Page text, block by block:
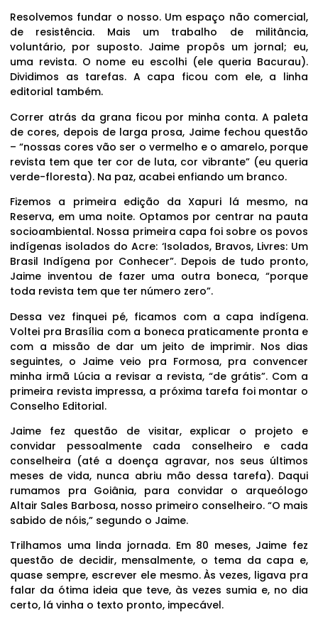
Resolvemos fundar o nosso. Um espaço não comercial,
de resistência. Mais um trabalho de militância,
voluntário, por suposto. Jaime propôs um jornal; eu,
uma revista. O nome eu escolhi (ele queria Bacurau).
Dividimos as tarefas. A capa ficou com ele, a linha
editorial também.
Correr atrás da grana ficou por minha conta. A paleta
de cores, depois de larga prosa, Jaime fechou questão
– “nossas cores vão ser o vermelho e o amarelo, porque
revista tem que ter cor de luta, cor vibrante” (eu queria
verde-floresta). Na paz, acabei enfiando um branco.
Fizemos a primeira edição da Xapuri lá mesmo, na
Reserva, em uma noite. Optamos por centrar na pauta
socioambiental. Nossa primeira capa foi sobre os povos
indígenas isolados do Acre: ‘Isolados, Bravos, Livres: Um
Brasil Indígena por Conhecer”. Depois de tudo pronto,
Jaime inventou de fazer uma outra boneca, “porque
toda revista tem que ter número zero”.
Dessa vez finquei pé, ficamos com a capa indígena.
Voltei pra Brasília com a boneca praticamente pronta e
com a missão de dar um jeito de imprimir. Nos dias
seguintes, o Jaime veio pra Formosa, pra convencer
minha irmã Lúcia a revisar a revista, “de grátis”. Com a
primeira revista impressa, a próxima tarefa foi montar o
Conselho Editorial.
Jaime fez questão de visitar, explicar o projeto e
convidar pessoalmente cada conselheiro e cada
conselheira (até a doença agravar, nos seus últimos
meses de vida, nunca abriu mão dessa tarefa). Daqui
rumamos pra Goiânia, para convidar o arqueólogo
Altair Sales Barbosa, nosso primeiro conselheiro. “O mais
sabido de nóis,” segundo o Jaime.
Trilhamos uma linda jornada. Em 80 meses, Jaime fez
questão de decidir, mensalmente, o tema da capa e,
quase sempre, escrever ele mesmo. Às vezes, ligava pra
falar da ótima ideia que teve, às vezes sumia e, no dia
certo, lá vinha o texto pronto, impecável.